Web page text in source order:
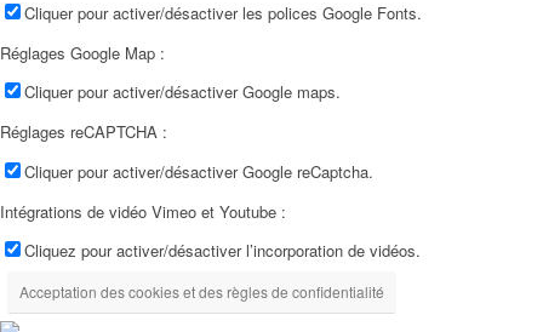
Cliquer pour activer/désactiver les polices Google Fonts.
Réglages Google Map :
Cliquer pour activer/désactiver Google maps.
Réglages reCAPTCHA :
Cliquer pour activer/désactiver Google reCaptcha.
Intégrations de vidéo Vimeo et Youtube :
Cliquez pour activer/désactiver l’incorporation de vidéos.
Acceptation des cookies et des règles de confidentialité